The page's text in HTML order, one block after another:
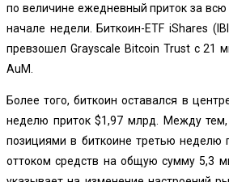
по величине ежедневный приток за
начале недели. Биткоин-ETF iShares
превзошел Grayscale Bitcoin Trust с 21
AuM.
Более того, биткоин оставался в
неделю приток $1,97 млрд. Между тем,
позициями в биткоине третью неделю
оттоком средств на общую сумму 5,3